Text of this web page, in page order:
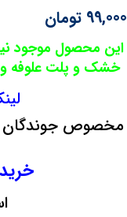
99,000 تومان
این محصول موجود
خشک و پلت علوفه و
مخصوص